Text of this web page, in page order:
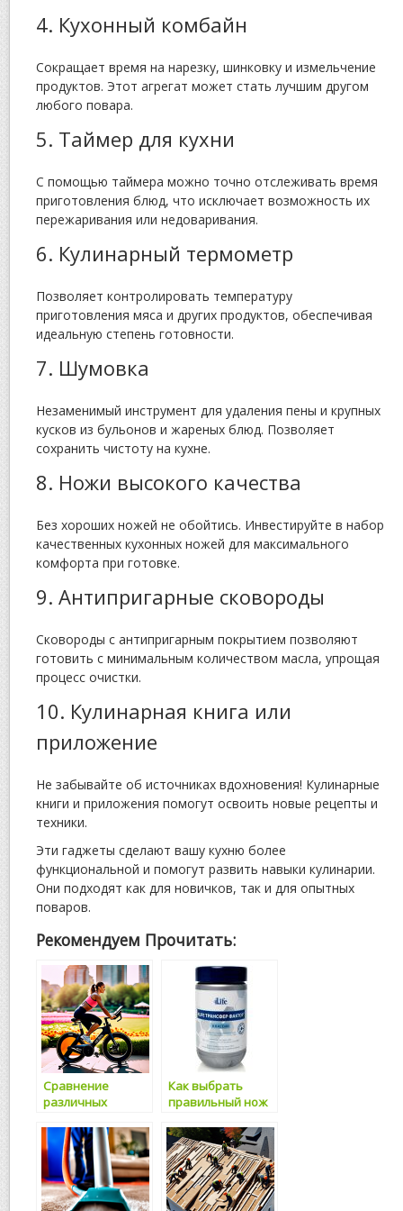
4. Кухонный комбайн
Сокращает время на нарезку, шинковку и измельчение
продуктов. Этот агрегат может стать лучшим другом
любого повара.
5. Таймер для кухни
С помощью таймера можно точно отслеживать время
приготовления блюд, что исключает возможность их
пережаривания или недоваривания.
6. Кулинарный термометр
Позволяет контролировать температуру
приготовления мяса и других продуктов, обеспечивая
идеальную степень готовности.
7. Шумовка
Незаменимый инструмент для удаления пены и крупных
кусков из бульонов и жареных блюд. Позволяет
сохранить чистоту на кухне.
8. Ножи высокого качества
Без хороших ножей не обойтись. Инвестируйте в набор
качественных кухонных ножей для максимального
комфорта при готовке.
9. Антипригарные сковороды
Сковороды с антипригарным покрытием позволяют
готовить с минимальным количеством масла, упрощая
процесс очистки.
10. Кулинарная книга или
приложение
Не забывайте об источниках вдохновения! Кулинарные
книги и приложения помогут освоить новые рецепты и
техники.
Эти гаджеты сделают вашу кухню более
функциональной и помогут развить навыки кулинарии.
Они подходят как для новичков, так и для опытных
поваров.
Рекомендуем Прочитать:
Сравнение
различных
принадлежностей
Как выбрать
правильный нож